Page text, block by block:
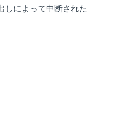
しによって中断された